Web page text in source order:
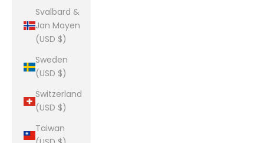
Svalbard &
Jan Mayen
(USD $)
Sweden
(USD $)
Switzerland
(USD $)
Taiwan